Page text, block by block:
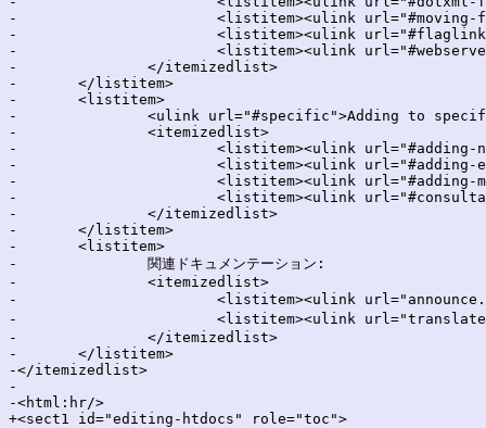
-			<listitem><ulink url="#moving-files">Renaming or moving files</ulink></listitem>
-			<listitem><ulink url="#flaglinks">What is the reasoning behind the flag links with empty.gif?</ulink></listitem>
-			<listitem><ulink url="#webserver">How do the pages get to the web server, and when?</ulink></listitem>
-		</itemizedlist>
-	</listitem>
-	<listitem>
-		<ulink url="#specific">Adding to specific areas</ulink>
-		<itemizedlist>
-			<listitem><ulink url="#adding-news-items">Adding News Items</ulink></listitem>
-			<listitem><ulink url="#adding-events">Adding Events</ulink></listitem>
-			<listitem><ulink url="#adding-mailinglists">Adding to/editing the MailingLists page</ulink></listitem>
-			<listitem><ulink url="#consultants">Consultants for hire</ulink></listitem>
-		</itemizedlist>
-	</listitem>
-	<listitem>
-		関連ドキュメンテーション:
-		<itemizedlist>
-  			<listitem><ulink url="announce.html">ニュース記事の手引き</ulink></listitem>
-  			<listitem><ulink url="translate.html">htdocs の翻訳</ulink></listitem>
-		</itemizedlist>
-	</listitem>
-</itemizedlist>
-
-<html:hr/>
+<sect1 id="editing-htdocs" role="toc">